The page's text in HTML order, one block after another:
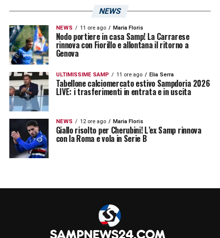
NEWS
NEWS 11 ore ago Maria Floris
Nodo portiere in casa Samp! La Carrarese
rinnova con Fiorillo e allontana il ritorno a
Genova
ULTIMISSIME SAMP 11 ore ago Elia Serra
Tabellone calciomercato estivo Sampdoria 2026
LIVE: i trasferimenti in entrata e in uscita
NEWS 12 ore ago Maria Floris
Giallo risolto per Cherubini! L’ex Samp rinnova
con la Roma e vola in Serie B